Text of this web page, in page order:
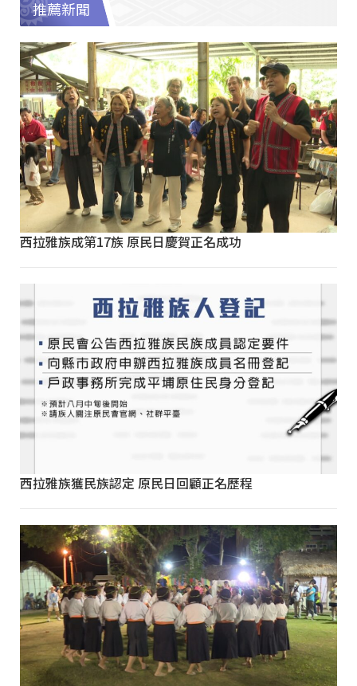
推薦新聞
西拉雅族成第17族 原民日慶賀正名成功
西拉雅族獲民族認定 原民日回顧正名歷程